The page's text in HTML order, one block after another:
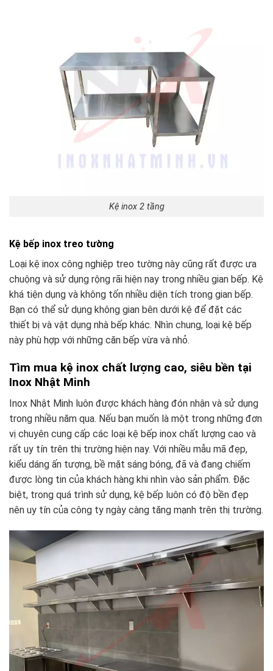
Kệ inox 2 tầng
Kệ bếp inox treo tường
Loại kệ inox công nghiệp treo tường này cũng rất được ưa
chuộng và sử dụng rộng rãi hiện nay trong nhiều gian bếp. Kệ
khá tiện dụng và không tốn nhiều diện tích trong gian bếp.
Bạn có thể sử dụng không gian bên dưới kệ để đặt các
thiết bị và vật dụng nhà bếp khác. Nhìn chung, loại kệ bếp
này phù hợp với những căn bếp vừa và nhỏ.
Tìm mua kệ inox chất lượng cao, siêu bền tại
Inox Nhật Minh
Inox Nhật Minh luôn được khách hàng đón nhận và sử dụng
trong nhiều năm qua. Nếu bạn muốn là một trong những đơn
vị chuyên cung cấp các loại kệ bếp inox chất lượng cao và
rất uy tín trên thị trường hiện nay. Với nhiều mẫu mã đẹp,
kiểu dáng ấn tượng, bề mặt sáng bóng, đã và đang chiếm
được lòng tin của khách hàng khi nhìn vào sản phẩm. Đặc
biệt, trong quá trình sử dụng, kệ bếp luôn có độ bền đẹp
nên uy tín của công ty ngày càng tăng mạnh trên thị trường.